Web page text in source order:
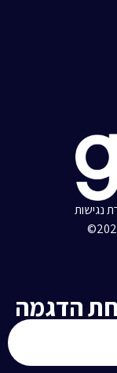
נגישות
הדגמה